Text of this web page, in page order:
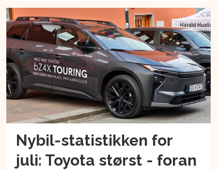
Nybil-statistikken for
juli: Toyota størst - foran